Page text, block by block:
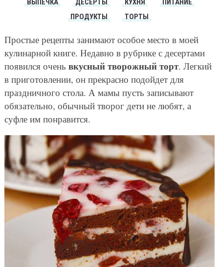
ВЫПЕЧКА ДЕСЕРТЫ КУХНЯ
ПИТАНИЕ
ПРОДУКТЫ
ТОРТЫ
Простые рецепты занимают особое место в моей
кулинарной книге. Недавно в рубрике с десертами
появился очень вкусный творожный торт. Легкий
в приготовлении, он прекрасно подойдет для
праздничного стола. А мамы пусть записывают
обязательно, обычный творог дети не любят, а
суфле им понравится.